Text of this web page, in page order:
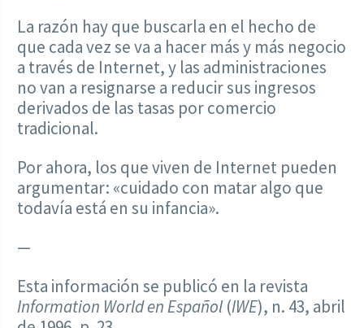
La razón hay que buscarla en el hecho de
que cada vez se va a hacer más y más negocio
a través de Internet, y las administraciones
no van a resignarse a reducir sus ingresos
derivados de las tasas por comercio
tradicional.
Por ahora, los que viven de Internet pueden
argumentar: «cuidado con matar algo que
todavía está en su infancia».
—
Esta información se publicó en la revista
Information World en Español (IWE), n. 43, abril